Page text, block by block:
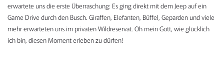
erwartete uns die erste Überraschung: Es ging direkt mit dem Jeep auf ein
Game Drive durch den Busch. Giraffen, Elefanten, Büffel, Geparden und viele
mehr erwarteten uns im privaten Wildreservat. Oh mein Gott, wie glücklich
ich bin, diesen Moment erleben zu dürfen!